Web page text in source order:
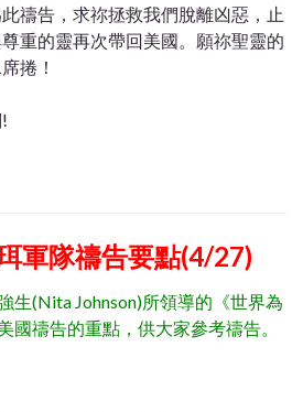
禱告，求祢拯救我們脫離凶惡，止
重的靈再次帶回美國。願祢聖靈的
捲！
軍隊禱告要點(4/27)
生(Nita Johnson)所領導的《世界為
國禱告的重點，供大家參考禱告。